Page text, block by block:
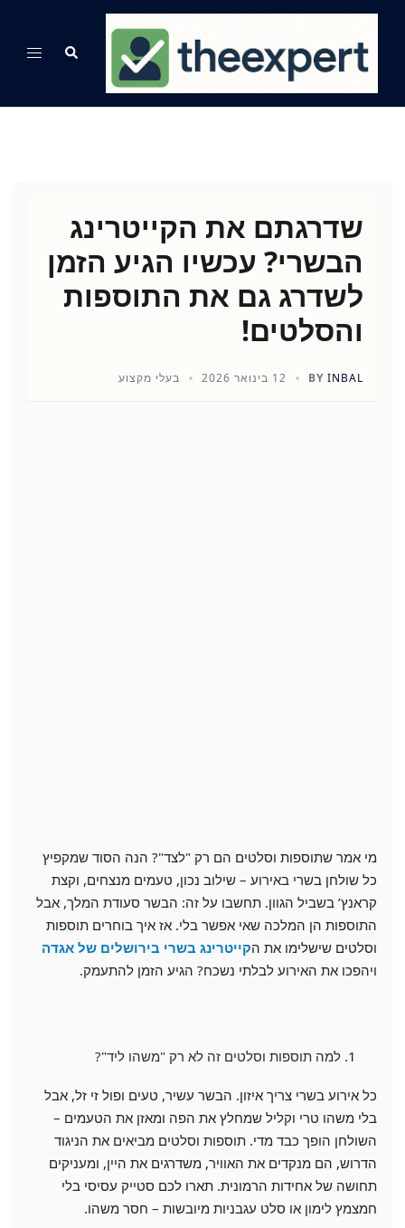
content
Search
Toggle
שדרגתם את הקייטרינג
הבשרי? עכשיו הגיע הזמן
לשדרג גם את התוספות
והסלטים!
BY INBAL 12 בינואר 2026 בעלי מקצוע
מי אמר שתוספות וסלטים הם רק "לצד"? הנה הסוד שמקפיץ
כל שולחן בשרי באירוע – שילוב נכון, טעמים מנצחים, וקצת
קראנץ’ בשביל הגוון. תחשבו על זה: הבשר סעודת המלך, אבל
התוספות הן המלכה שאי אפשר בלי. אז איך בוחרים תוספות
וסלטים שישלימו את הקייטרינג בשרי בירושלים של אגדה
ויהפכו את האירוע לבלתי נשכח? הגיע הזמן להתעמק.
למה תוספות וסלטים זה לא רק "משהו ליד"?
כל אירוע בשרי צריך איזון. הבשר עשיר, טעים ופול זי זל, אבל
בלי משהו טרי וקליל שמחלץ את הפה ומאזן את הטעמים –
השולחן הופך כבד מדי. תוספות וסלטים מביאים את הניגוד
הדרוש, הם מנקדים את האוויר, משדרגים את היין, ומעניקים
תחושה של אחידות הרמונית. תארו לכם סטייק עסיסי בלי
חמצמץ לימון או סלט עגבניות מיובשות – חסר משהו.